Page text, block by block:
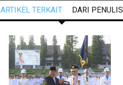
ARTIKEL TERKAIT DARI PENULIS